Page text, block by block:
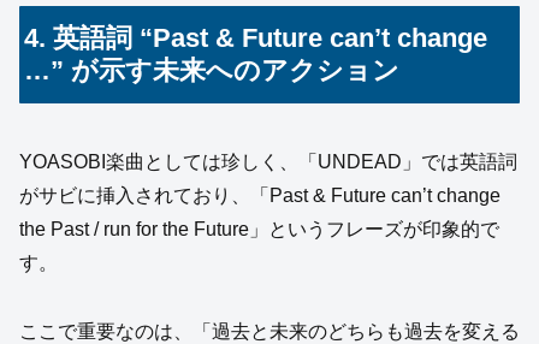
4. 英語詞 “Past & Future can’t change
…” が示す未来へのアクション
YOASOBI楽曲としては珍しく、「UNDEAD」では英語詞
がサビに挿入されており、「Past & Future can’t change
the Past / run for the Future」というフレーズが印象的で
す。
ここで重要なのは、「過去と未来のどちらも過去を変える